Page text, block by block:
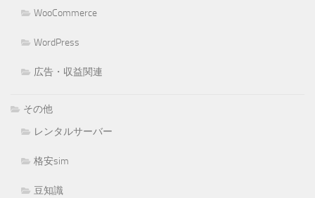
WooCommerce
WordPress
広告・収益関連
その他
レンタルサーバー
格安sim
豆知識